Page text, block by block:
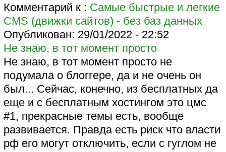
Комментарий к : Самые быстрые и легкие
CMS (движки сайтов) - без баз данных
Опубликован: 29/01/2022 - 22:52
Не знаю, в тот момент просто
Не знаю, в тот момент просто не
подумала о блоггере, да и не очень он
был... Сейчас, конечно, из бесплатных да
еще и с бесплатным хостингом это цмс
#1, прекрасные темы есть, вообще
развивается. Правда есть риск что власти
рф его могут отключить, если с гуглом не